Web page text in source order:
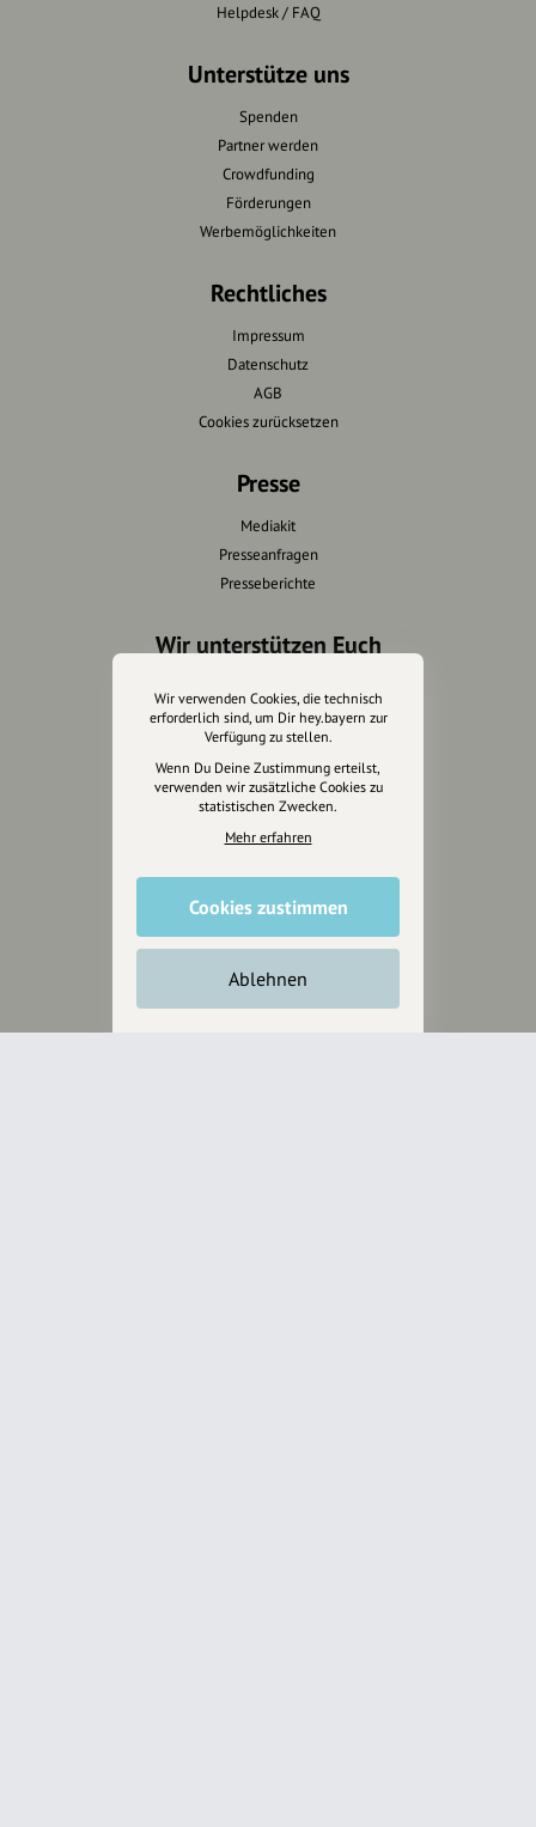
Helpdesk / FAQ
Unterstütze uns
Spenden
Partner werden
Crowdfunding
Förderungen
Werbemöglichkeiten
Rechtliches
Impressum
Datenschutz
AGB
Cookies zurücksetzen
Presse
Mediakit
Presseanfragen
Presseberichte
Wir unterstützen Euch
Marketing
Design & Branding
Anakin Design
Unterstütze
unsere Plattform
hey.bayern ist ein Projekt von
uns für unsere Region und
für alle, die uns besuchen
Wir verwenden Cookies, die technisch
erforderlich sind, um Dir hey.bayern zur
Verfügung zu stellen.
Wenn Du Deine Zustimmung erteilst,
verwenden wir zusätzliche Cookies zu
statistischen Zwecken.
Mehr erfahren
Cookies zustimmen
Ablehnen